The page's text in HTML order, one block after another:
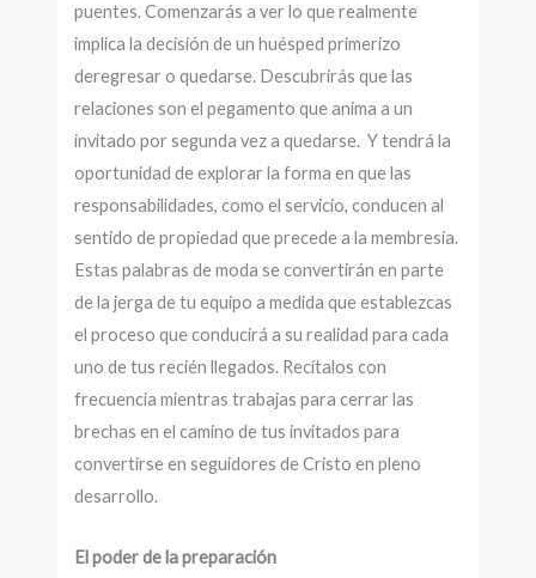
puentes. Comenzarás a ver lo que realmente
implica la decisión de un huésped primerizo
deregresar o quedarse. Descubrirás que las
relaciones son el pegamento que anima a un
invitado por segunda vez a quedarse. Y tendrá la
oportunidad de explorar la forma en que las
responsabilidades, como el servicio, conducen al
sentido de propiedad que precede a la membresía.
Estas palabras de moda se convertirán en parte
de la jerga de tu equipo a medida que establezcas
el proceso que conducirá a su realidad para cada
uno de tus recién llegados. Recítalos con
frecuencia mientras trabajas para cerrar las
brechas en el camino de tus invitados para
convertirse en seguidores de Cristo en pleno
desarrollo.
El poderde la preparación